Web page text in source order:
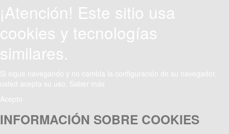
¡Atención! Este sitio usa
cookies y tecnologías
similares.
Si sigue navegando y no cambia la configuración de su navegador,
usted acepta su uso. Saber más
Acepto
INFORMACIÓN SOBRE COOKIES